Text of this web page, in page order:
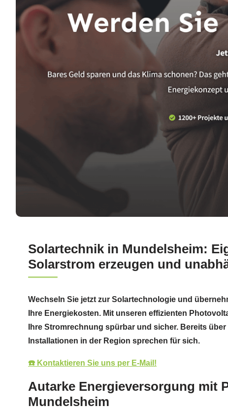
Solartechnik in Mundelsheim:
Solarstrom erzeugen und
Wechseln Sie jetzt zur Solartechnologie und
Ihre Energiekosten. Mit unseren effizienten
Ihre Stromrechnung spürbar und sicher. Bereits
Installationen in der Region sprechen für sich.
☎️ Kontaktieren Sie uns per E-Mail!
Autarke Energieversorgung mit
Mundelsheim